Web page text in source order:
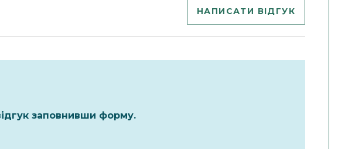
НАПИСАТИ ВІДГУК
заповнивши форму.